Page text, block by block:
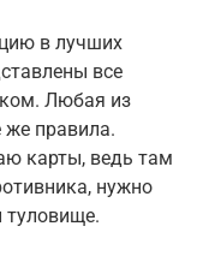
в лучших
все
Любая из
же правила.
карты, ведь там
нужно
туловище.